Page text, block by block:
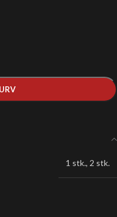
1 stk., 2 stk.